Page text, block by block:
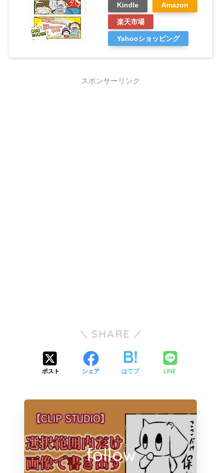
Kindle Amazon
楽天市場
Yahooショッピング
スポンサーリンク
SHARE
ポスト シェア はてブ LINE
follow